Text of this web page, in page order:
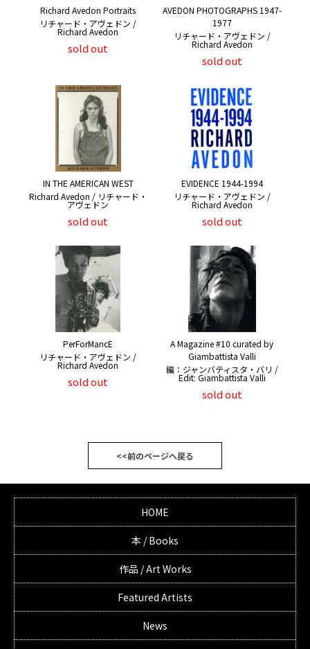
Richard Avedon Portraits
リチャード・アヴェドン /
Richard Avedon
sold out
AVEDON PHOTOGRAPHS 1947-
1977
リチャード・アヴェドン /
Richard Avedon
sold out
IN THE AMERICAN WEST
Richard Avedon / リチャード・
アヴェドン
sold out
EVIDENCE 1944-1994
リチャード・アヴェドン /
Richard Avedon
sold out
PerForMancE
リチャード・アヴェドン /
Richard Avedon
sold out
A Magazine #10 curated by
Giambattista Valli
編：ジャンバティスタ・バリ /
Edit: Giambattista Valli
sold out
<<前のページへ戻る
HOME
本 / Books
作品 / Art Works
Featured Artists
News